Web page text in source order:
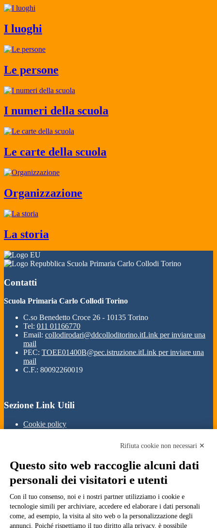
I luoghi
Le persone
I numeri della scuola
Le carte della scuola
Organizzazione
La storia
Scuola Primaria Carlo Collodi Torino
Contatti
Scuola Primaria Carlo Collodi Torino
C.so Benedetto Croce 26 - 10135 Torino
Tel: 011 01166770
Email: collodirodari@ddcolloditorino.itLink per inviare una
mail
PEC: TOEE01400B@pec.istruzione.itLink per inviare una
mail
C.F.: 80092260019
Sezione Link Utili
Cookie policy
Ufficio Relazioni con il Pubblico
Obiettivi di accessibilità
Whistleblowing
Gestione consensi cookie
Amministrazione trasparente
Pagina visualizzata1269 volte
Rifiuta cookie non necessari ✕
Questo sito web raccoglie alcuni dati
personali dei visitatori e utenti
Con il tuo consenso, noi e i nostri partner utilizziamo i cookie e
tecnologie simili per archiviare, accedere ed elaborare i dati personali
come, ad esempio, la visita al sito web o la personalizzazione degli
annunci. Poiché rispettiamo il tuo diritto alla privacy, è possibile